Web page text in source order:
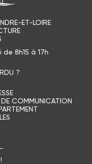
ET-LOIRE
8h15 à 17h
?
COMMUNICATION